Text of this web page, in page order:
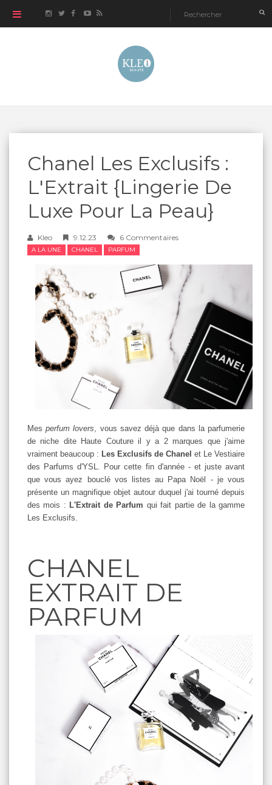
Chanel Les Exclusifs :
L'Extrait {Lingerie De
Luxe Pour La Peau}
Kleo 9.12.23 6 Commentaires
A LA UNE CHANEL PARFUM
Mesperfum lovers, vous savez déjà que dans la parfumerie
de niche dite Haute Couture il y a 2 marques que j'aime
vraiment beaucoup : Les Exclusifs de Chanel et Le Vestiaire
des Parfums d'YSL. Pour cette fin d'année - et juste avant
que vous ayez bouclé vos listes au Papa Noël - je vous
présente un magnifique objet autour duquel j'ai tourné depuis
des mois : L'Extrait de Parfum qui fait partie de la gamme
Les Exclusifs.
CHANEL
EXTRAIT DE
PARFUM